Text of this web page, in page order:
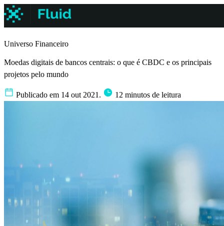
Universo Financeiro
Moedas digitais de bancos centrais: o que é CBDC e os principais
projetos pelo mundo
Publicado em 14 out 2021. 12 minutos de leitura